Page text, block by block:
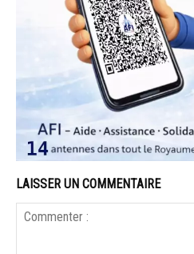
LAISSER UN COMMENTAIRE